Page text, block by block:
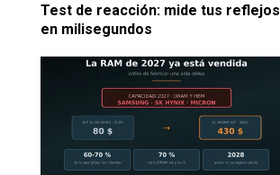
Test de reacción: mide tus reflejos
en milisegundos